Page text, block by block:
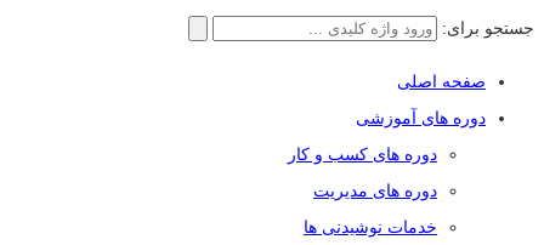
جستجو برای:
صفحه اصلی
دوره های آموزشی
دوره های کسب و کار
دوره های مدیریت
خدمات نوشیدنی ها